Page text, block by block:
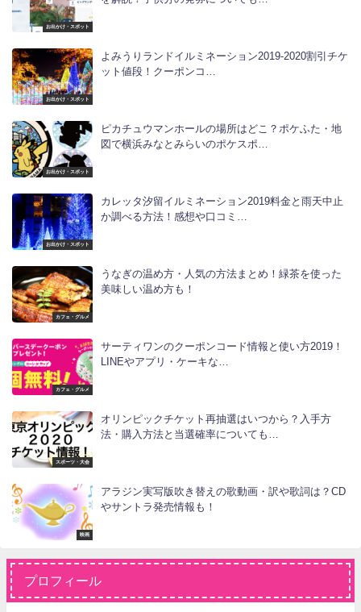
お出かけ・スポット
お出かけ・スポット
よみうりランドイルミネーション2019-2020割引チケ
ット値段！クーポンコ…
お出かけ・スポット
ピカチュウマンホールの場所はどこ？ポケふた・地
図で横浜みなとみらいのポケスポ…
お出かけ・スポット
カレッタ汐留イルミネーション2019料金と雨天中止
か調べる方法！感想や口コミ…
カフェ・グルメ
うなぎの温め方・人気の方法まとめ！緑茶を使った
美味しい温め方も！
カフェ・グルメ
サーティワンのクーポンコード情報と使い方2019！
LINEやアプリ・ケーキな…
スポーツ・大会
オリンピックチケット再抽選はいつから？入手方
法・購入方法と当選確率についても…
映画
アラジン実写版吹き替えの歌動画・訳や歌詞は？CD
やサントラ発売情報も！
プロフィール